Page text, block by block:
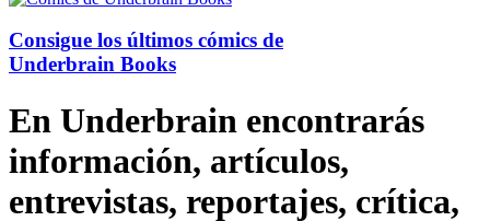
Consigue los últimos cómics de
Underbrain Books
En Underbrain encontrarás
información, artículos,
entrevistas, reportajes, crítica,